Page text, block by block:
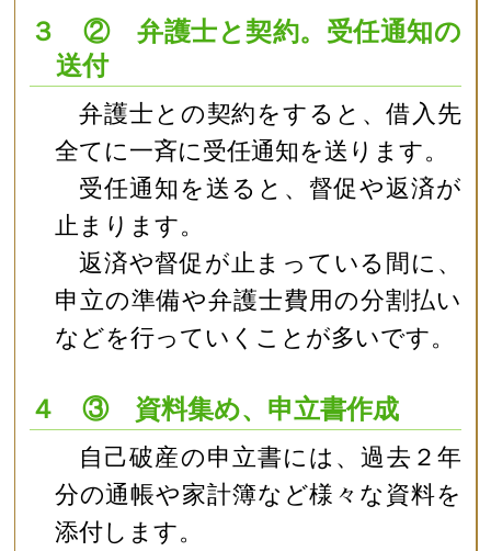
３ ② 弁護士と契約。受任通知の
送付
弁護士との契約をすると、借入先
全てに一斉に受任通知を送ります。
受任通知を送ると、督促や返済が
止まります。
返済や督促が止まっている間に、
申立の準備や弁護士費用の分割払い
などを行っていくことが多いです。
４ ③ 資料集め、申立書作成
自己破産の申立書には、過去２年
分の通帳や家計簿など様々な資料を
添付します。